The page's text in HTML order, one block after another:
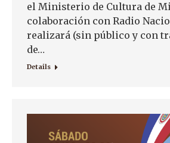
el Ministerio de Cultura de
colaboración con Radio
realizará (sin público y con
de…
Details